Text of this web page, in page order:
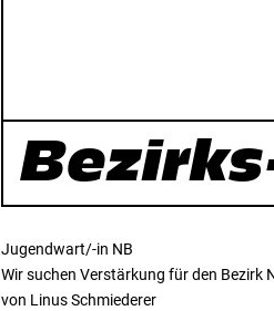
Jugendwart/-in NB
Wir suchen Verstärkung für den Bezirk
von Linus Schmiederer